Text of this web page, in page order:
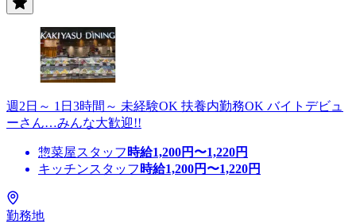
週2日～ 1日3時間～ 未経験OK 扶養内勤務OK バイトデビュ
ーさん…みんな大歓迎!!
惣菜屋スタッフ 時給1,200円〜1,220円
キッチンスタッフ 時給1,200円〜1,220円
勤務地